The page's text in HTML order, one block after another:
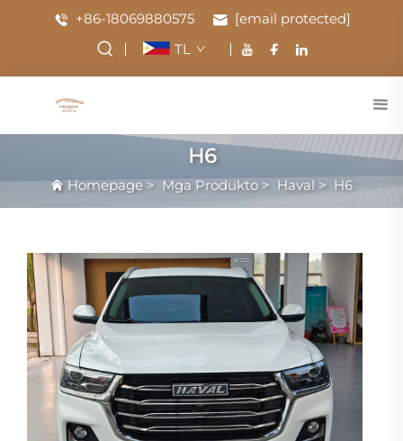
+86-18069880575
[email protected]
TL
H6
Homepage > Mga Produkto > Haval > H6